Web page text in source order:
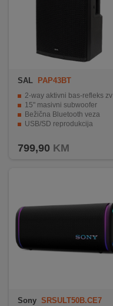
SAL PAP43BT
2-way aktivni bas-refleks zvučnik
15" masivni subwoofer
Bežična Bluetooth veza
USB/SD reprodukcija
799,90 KM
Sony SRSULT50B.CE7